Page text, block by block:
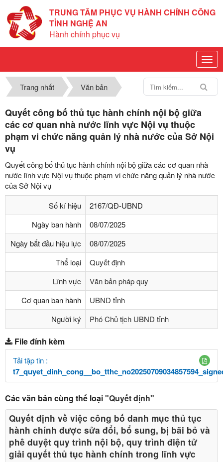
TRUNG TÂM PHỤC VỤ HÀNH CHÍNH CÔNG
TỈNH NGHỆ AN
Hành chính phục vụ
Trang nhất Văn bản
Quyết công bố thủ tục hành chính nội bộ giữa
các cơ quan nhà nước lĩnh vực Nội vụ thuộc
phạm vi chức năng quản lý nhà nước của Sở Nội
vụ
Quyết công bố thủ tục hành chính nội bộ giữa các cơ quan nhà
nước lĩnh vực Nội vụ thuộc phạm vi chức năng quản lý nhà nước
của Sở Nội vụ
Số kí hiệu
2167/QĐ-UBND
Ngày ban hành
08/07/2025
Ngày bắt đầu hiệu lực
08/07/2025
Thể loại
Quyết định
Lĩnh vực
Văn bản pháp quy
Cơ quan ban hành
UBND tỉnh
Người ký
Phó Chủ tịch UBND tỉnh
File đính kèm
Tải tập tin :
Các văn bản cùng thể loại"Quyết định"
Quyết định về việc công bố danh mục thủ tục
hành chính được sửa đổi, bổ sung, bị bãi bỏ và
phê duyệt quy trình nội bộ, quy trình điện tử
giải quyết thủ tục hành chính trong lĩnh vực